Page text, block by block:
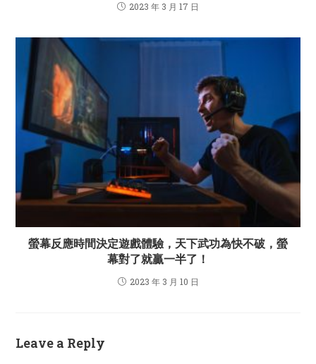
2023 年 3 月 17 日
螢幕反應時間決定遊戲體驗，天下武功為快不破，螢
幕對了就贏一半了！
2023 年 3 月 10 日
Leave a Reply